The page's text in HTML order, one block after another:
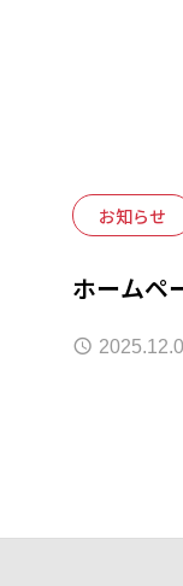
お知らせ
ホームペ